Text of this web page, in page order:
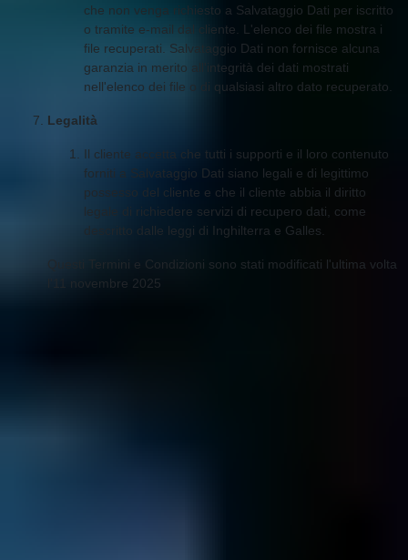
che non venga richiesto a Salvataggio Dati per iscritto
o tramite e-mail dal cliente. L'elenco dei file mostra i
file recuperati. Salvataggio Dati non fornisce alcuna
garanzia in merito all'integrità dei dati mostrati
nell'elenco dei file o di qualsiasi altro dato recuperato.
Legalità
Il cliente accetta che tutti i supporti e il loro contenuto
forniti a Salvataggio Dati siano legali e di legittimo
possesso del cliente e che il cliente abbia il diritto
legale di richiedere servizi di recupero dati, come
descritto dalle leggi di Inghilterra e Galles.
Questi Termini e Condizioni sono stati modificati l'ultima volta
l'11 novembre 2025